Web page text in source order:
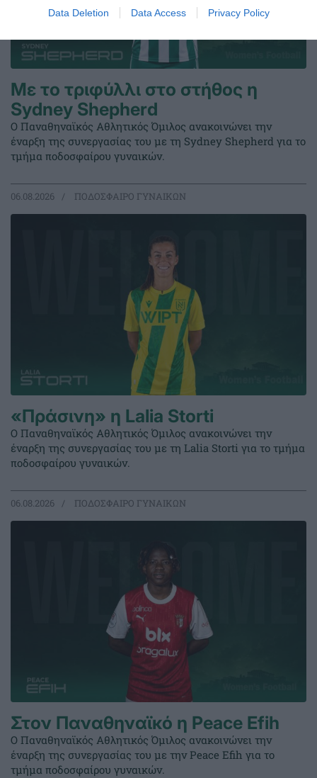
Data Deletion Data Access Privacy Policy
Με το τριφύλλι στο στήθος η
Sydney Shepherd
Ο Παναθηναϊκός Αθλητικός Όμιλος ανακοινώνει την
έναρξη της συνεργασίας του με τη Sydney Shepherd για το
τμήμα ποδοσφαίρου γυναικών.
06.08.2026 ΠΟΔΟΣΦΑΙΡΟ ΓΥΝΑΙΚΩΝ
«Πράσινη» η Lalia Storti
Ο Παναθηναϊκός Αθλητικός Όμιλος ανακοινώνει την
έναρξη της συνεργασίας του με τη Lalia Storti για το τμήμα
ποδοσφαίρου γυναικών.
06.08.2026 ΠΟΔΟΣΦΑΙΡΟ ΓΥΝΑΙΚΩΝ
Στον Παναθηναϊκό η Peace Efih
Ο Παναθηναϊκός Αθλητικός Όμιλος ανακοινώνει την
έναρξη της συνεργασίας του με την Peace Efih για το
τμήμα ποδοσφαίρου γυναικών.